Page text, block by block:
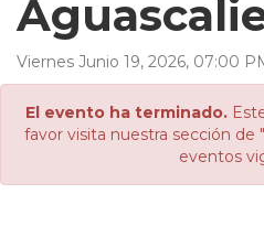
Viernes Junio 19, 2026, 07:00
El evento ha terminado.
favor visita nuestra sección de
eventos